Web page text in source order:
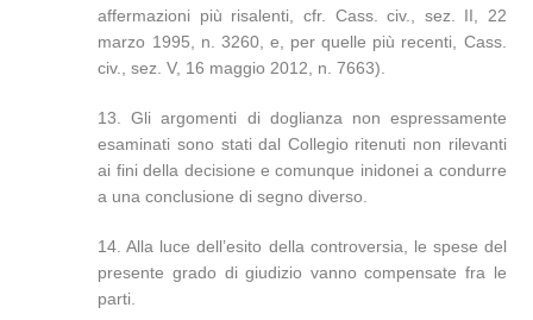
affermazioni più risalenti, cfr. Cass. civ., sez. II, 22
marzo 1995, n. 3260, e, per quelle più recenti, Cass.
civ., sez. V, 16 maggio 2012, n. 7663).
13. Gli argomenti di doglianza non espressamente
esaminati sono stati dal Collegio ritenuti non rilevanti
ai fini della decisione e comunque inidonei a condurre
a una conclusione di segno diverso.
14. Alla luce dell’esito della controversia, le spese del
presente grado di giudizio vanno compensate fra le
parti.